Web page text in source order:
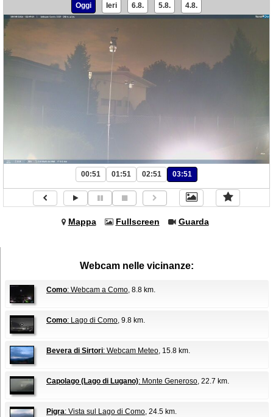
Oggi Ieri 6.8. 5.8. 4.8.
00:51 01:51 02:51 03:51
Mappa Fullscreen Guarda
Webcam nelle vicinanze:
Como: Webcam a Como, 8.8 km.
Como: Lago di Como, 9.8 km.
Bevera di Sirtori: Webcam Meteo, 15.8 km.
Capolago (Lago di Lugano): Monte Generoso, 22.7 km.
Pigra: Vista sul Lago di Como, 24.5 km.